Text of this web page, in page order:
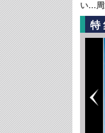
い…
特